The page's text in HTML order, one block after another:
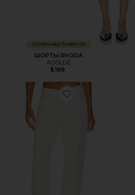
Устойчивое Развитие
ШОРТЫ RHODA
AGOLDE
$188
Favorite ДЖИНСЫ 501 90S